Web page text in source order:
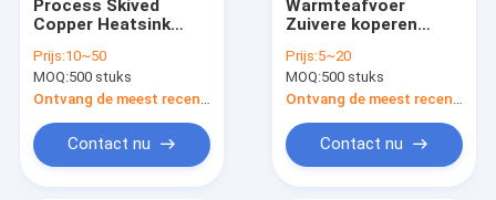
Process Skived
Copper Heatsink
weerstand Voor
elektronische
apparaten
Prijs:10~50
MOQ:500 stuks
Contact nu
Warmteafvoer
Zuivere koperen
schuifvinger voor
koeling
Prijs:5~20
MOQ:500 stuks
Contact nu